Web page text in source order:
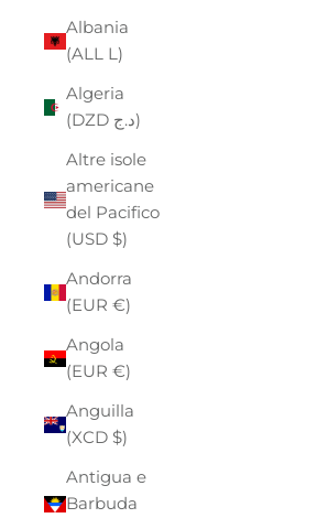
Albania
(ALL L)
Algeria
(DZD د.ج)
Altre isole
americane
del Pacifico
(USD $)
Andorra
(EUR €)
Angola
(EUR €)
Anguilla
(XCD $)
Antigua e
Barbuda